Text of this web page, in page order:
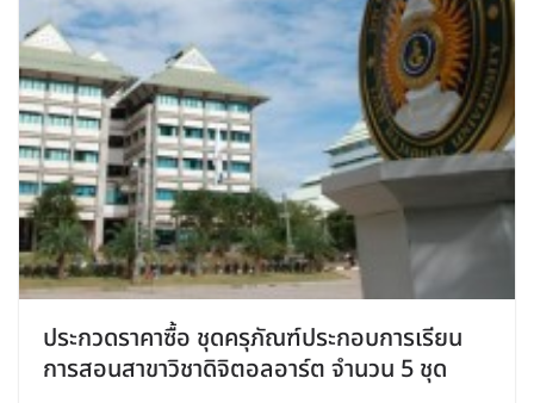
ประกวดราคาซื้อ ชุดครุภัณฑ์ประกอบการเรียน
การสอนสาขาวิชาดิจิตอลอาร์ต จำนวน 5 ชุด